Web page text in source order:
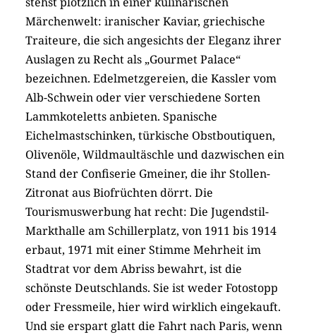
Märchenwelt: iranischer Kaviar, griechische
Traiteure, die sich angesichts der Eleganz ihrer
Auslagen zu Recht als „Gourmet Palace“
bezeichnen. Edelmetzgereien, die Kassler vom
Alb-Schwein oder vier verschiedene Sorten
Lammkoteletts anbieten. Spanische
Eichelmastschinken, türkische Obstboutiquen,
Olivenöle, Wildmaultäschle und dazwischen ein
Stand der Confiserie Gmeiner, die ihr Stollen-
Zitronat aus Biofrüchten dörrt. Die
Tourismuswerbung hat recht: Die Jugendstil-
Markthalle am Schillerplatz, von 1911 bis 1914
erbaut, 1971 mit einer Stimme Mehrheit im
Stadtrat vor dem Abriss bewahrt, ist die
schönste Deutschlands. Sie ist weder Fotostopp
oder Fressmeile, hier wird wirklich eingekauft.
Und sie erspart glatt die Fahrt nach Paris, wenn